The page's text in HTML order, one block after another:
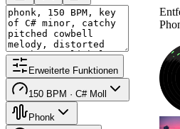
Erweiterte Funktionen
150 BPM · C# Moll
Phonk